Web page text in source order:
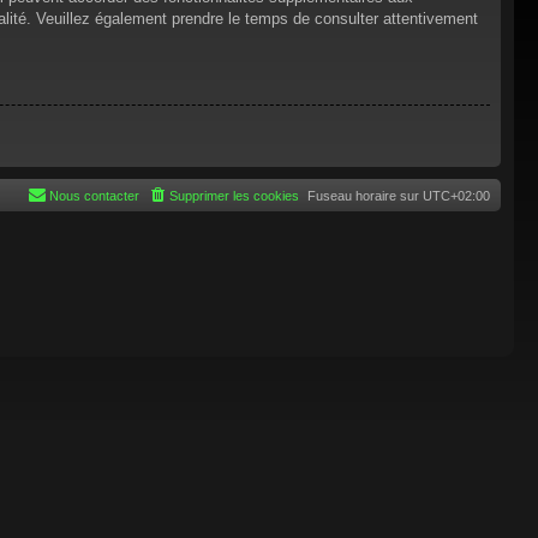
Veuillez également prendre le temps de consulter attentivement
Fuseau horaire sur UTC+02:00
Supprimer les cookies
Nous contacter